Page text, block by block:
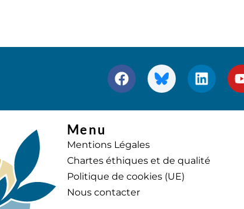
Menu
Mentions Légales
Chartes éthiques et de qualité
Politique de cookies (UE)
Nous contacter